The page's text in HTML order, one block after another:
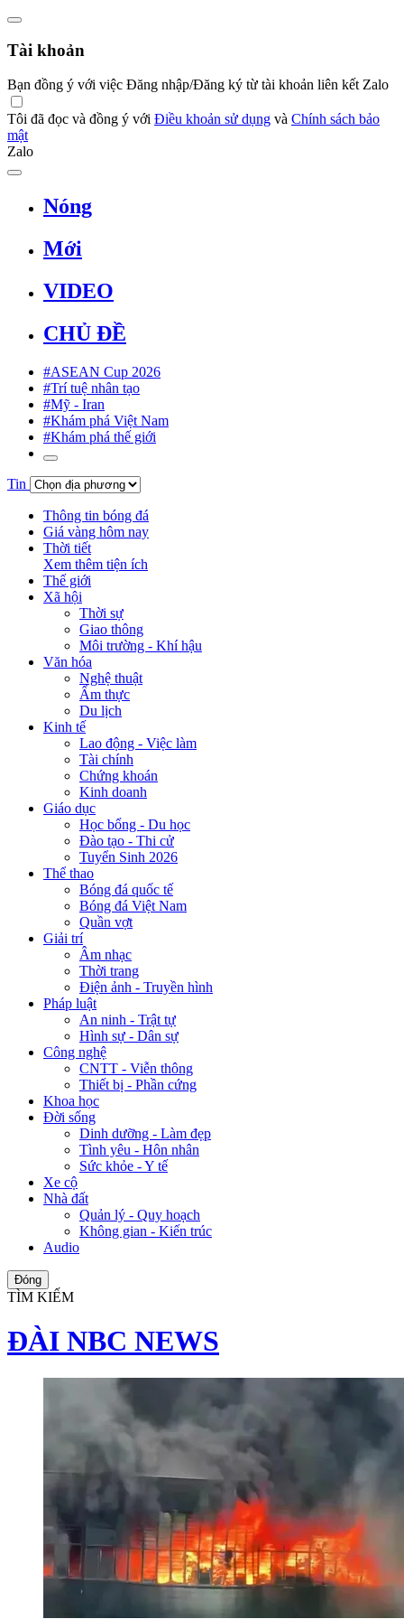
Tài khoản
Bạn đồng ý với việc Đăng nhập/Đăng ký từ tài khoản liên kết Zalo
Tôi đã đọc và đồng ý với Điều khoản sử dụng và Chính sách bảo
mật
Zalo
Nóng
Mới
VIDEO
CHỦ ĐỀ
#ASEAN Cup 2026
#Trí tuệ nhân tạo
#Mỹ - Iran
#Khám phá Việt Nam
#Khám phá thế giới
Tin
Thông tin bóng đá
Giá vàng hôm nay
Thời tiết
Xem thêm tiện ích
Thế giới
Xã hội
Thời sự
Giao thông
Môi trường - Khí hậu
Văn hóa
Nghệ thuật
Ẩm thực
Du lịch
Kinh tế
Lao động - Việc làm
Tài chính
Chứng khoán
Kinh doanh
Giáo dục
Học bổng - Du học
Đào tạo - Thi cử
Tuyển Sinh 2026
Thể thao
Bóng đá quốc tế
Bóng đá Việt Nam
Quần vợt
Giải trí
Âm nhạc
Thời trang
Điện ảnh - Truyền hình
Pháp luật
An ninh - Trật tự
Hình sự - Dân sự
Công nghệ
CNTT - Viễn thông
Thiết bị - Phần cứng
Khoa học
Đời sống
Dinh dưỡng - Làm đẹp
Tình yêu - Hôn nhân
Sức khỏe - Y tế
Xe cộ
Nhà đất
Quản lý - Quy hoạch
Không gian - Kiến trúc
Audio
Đóng
TÌM KIẾM
ĐÀI NBC NEWS